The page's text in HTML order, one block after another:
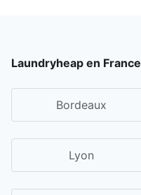
Laundryheap en France
Bordeaux
Lyon